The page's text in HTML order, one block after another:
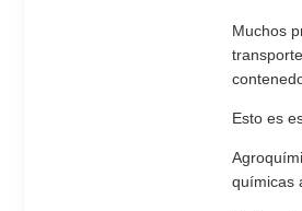
Muchos
Esto es
químicas